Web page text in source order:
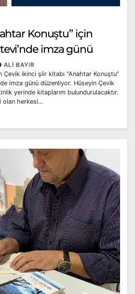
Konuştu” için
imza günü
ALI BAYIR
Çevik ikinci şiir kitabı “Anahtar Konuştu”
imza günü düzenliyor. Hüseyin Çevik
yerinde kitaplarım bulundurulacaktır.
olan herkesi…